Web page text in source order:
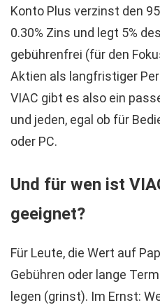
Konto Plus verzinst den
0.30% Zins und legt 5%
gebührenfrei (für den
Aktien als langfristiger
VIAC gibt es also ein
und jeden, egal ob für
oder PC.
Und für wen ist
geeignet?
Für Leute, die Wert auf
Gebühren oder lange
legen (grinst). Im Ernst: